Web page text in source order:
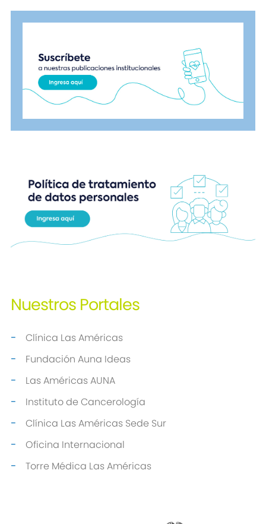
Nuestros Portales
Clínica Las Américas
Fundación Auna Ideas
Las Américas AUNA
Instituto de Cancerología
Clínica Las Américas Sede Sur
Oficina Internacional
Torre Médica Las Américas